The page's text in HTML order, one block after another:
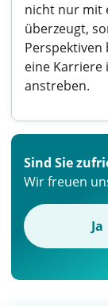
nicht nur mit
überzeugt,
Perspektiven
eine Karriere
anstreben.
Sind Sie
Wir freuen
Ja